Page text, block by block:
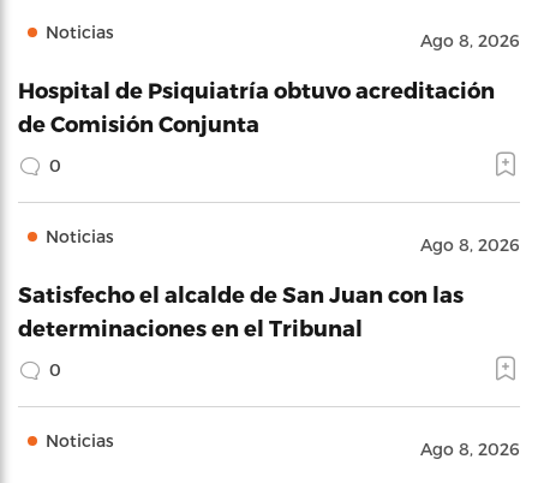
Noticias Ago 8, 2026
Hospital de Psiquiatría obtuvo acreditación
de Comisión Conjunta
0
Noticias Ago 8, 2026
Satisfecho el alcalde de San Juan con las
determinaciones en el Tribunal
0
Noticias Ago 8, 2026